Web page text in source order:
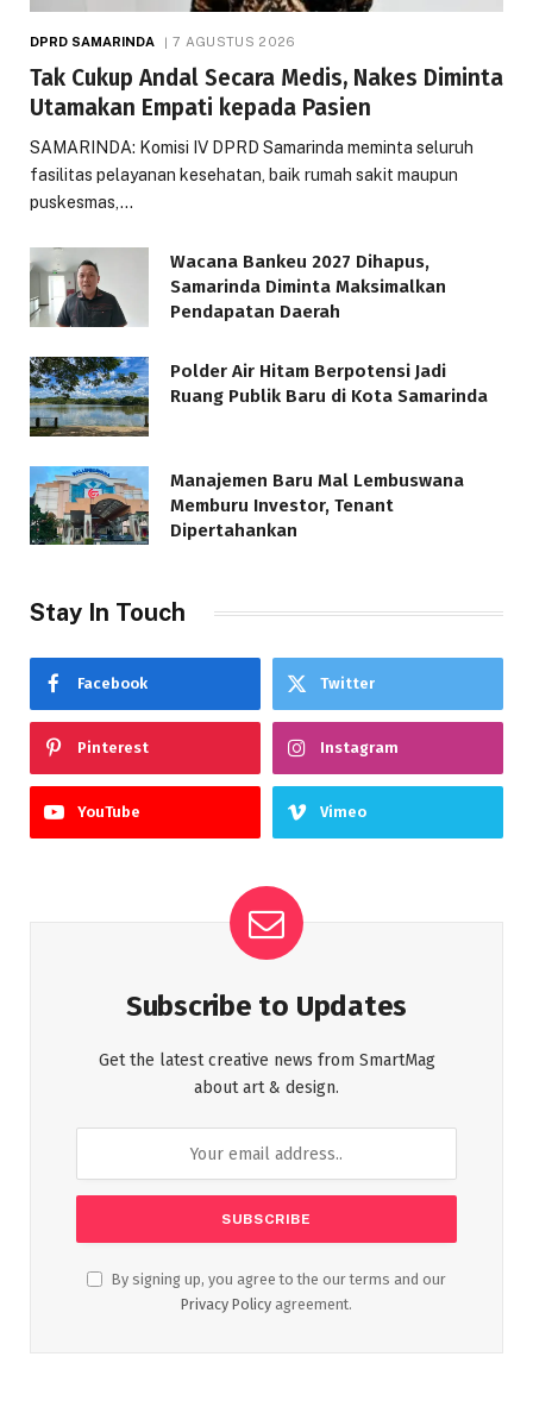
DPRD SAMARINDA 7 AGUSTUS 2026
Tak Cukup Andal Secara Medis, Nakes Diminta
Utamakan Empati kepada Pasien
SAMARINDA: Komisi IV DPRD Samarinda meminta seluruh
fasilitas pelayanan kesehatan, baik rumah sakit maupun
puskesmas,…
Wacana Bankeu 2027 Dihapus,
Samarinda Diminta Maksimalkan
Pendapatan Daerah
Polder Air Hitam Berpotensi Jadi
Ruang Publik Baru di Kota Samarinda
Manajemen Baru Mal Lembuswana
Memburu Investor, Tenant
Dipertahankan
Stay In Touch
Facebook Twitter
Pinterest Instagram
YouTube Vimeo
Subscribe to Updates
Get the latest creative news from SmartMag
about art & design.
By signing up, you agree to the our terms and our
Privacy Policy agreement.